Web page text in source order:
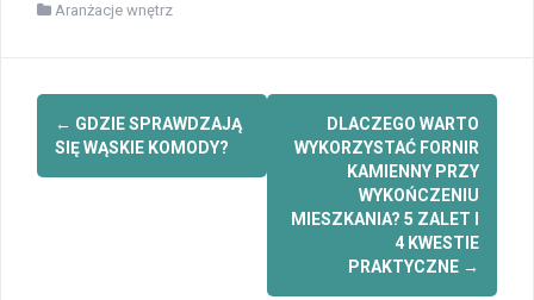
Aranżacje wnętrz
Zobacz
wpisy
← GDZIE SPRAWDZAJĄ
SIĘ WĄSKIE KOMODY?
DLACZEGO WARTO
WYKORZYSTAĆ FORNIR
KAMIENNY PRZY
WYKOŃCZENIU
MIESZKANIA? 5 ZALET I
4 KWESTIE
PRAKTYCZNE →